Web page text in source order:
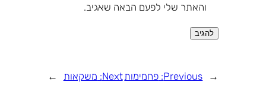
והאתר שלי לפעם הבאה שאגיב.
←
Previous: פחמימותNext: משקאות →